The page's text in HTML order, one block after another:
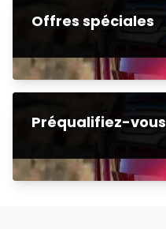
Offres spéciales
Préqualifiez-